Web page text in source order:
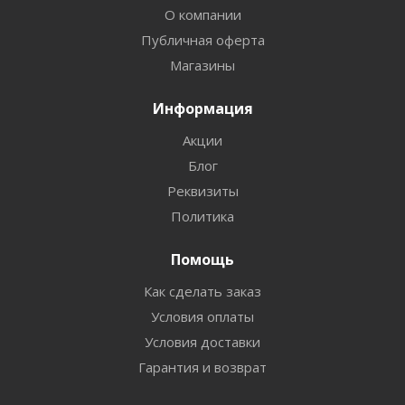
О компании
Публичная оферта
Магазины
Информация
Акции
Блог
Реквизиты
Политика
Помощь
Как сделать заказ
Условия оплаты
Условия доставки
Гарантия и возврат